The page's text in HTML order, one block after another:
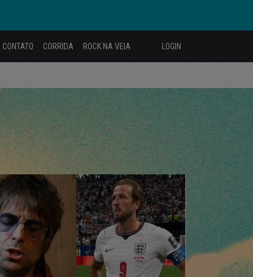
CONTATO CORRIDA ROCK NA VEIA LOGIN